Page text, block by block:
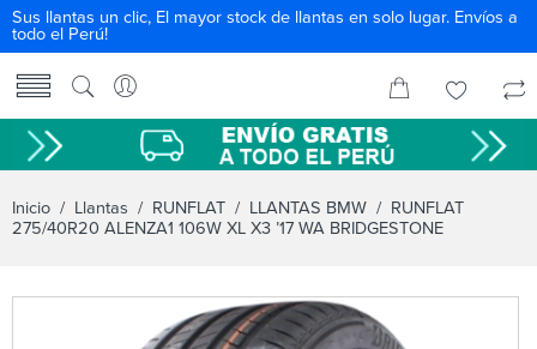
Sus llantas un clic, El mayor stock de llantas en solo lugar. Envíos a
todo el Perú!
Inicio / Llantas / RUNFLAT / LLANTAS BMW / RUNFLAT
275/40R20 ALENZA1 106W XL X3 ’17 WA BRIDGESTONE